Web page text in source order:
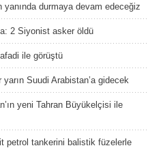
yanında durmaya devam edeceğiz
2 Siyonist asker öldü
ile görüştü
Suudi Arabistan’a gidecek
yeni Tahran Büyükelçisi ile
petrol tankerini balistik füzelerle